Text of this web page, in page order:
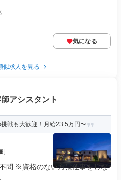
気になる
似求人を見る
アシスタント
戦も大歓迎！月給23.5万円〜
問 ※資格のない方は仕事をしな